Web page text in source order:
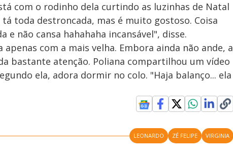
com o rodinho dela curtindo as luzinhas de Natal
toda destroncada, mas é muito gostoso. Coisa
e não cansa hahahaha incansável", disse.
com a mais velha. Embora ainda não ande, a
bastante atenção. Poliana compartilhou um vídeo
ela, adora dormir no colo. "Haja balanço... ela
LEONARDO ZÉ FELIPE VIRGINIA